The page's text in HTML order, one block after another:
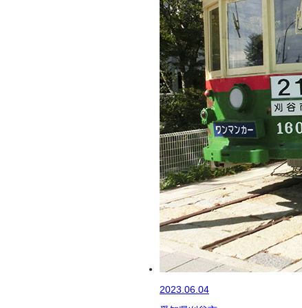
2023.06.04